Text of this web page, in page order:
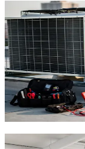
Central
Genvex og
installation)
Ideel til villaer og
konstruktionen.
styring og lavt
Flexit er
Indhent tilbud
Erhverv og